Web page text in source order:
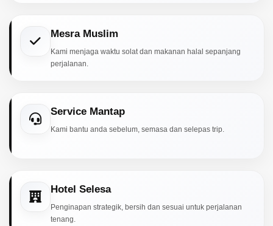
Mesra Muslim
Kami menjaga waktu solat dan makanan halal sepanjang
perjalanan.
Service Mantap
Kami bantu anda sebelum, semasa dan selepas trip.
Hotel Selesa
Penginapan strategik, bersih dan sesuai untuk perjalanan
tenang.